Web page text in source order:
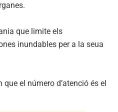
que limite els
inundables per a la seua
que el número d’atenció és el